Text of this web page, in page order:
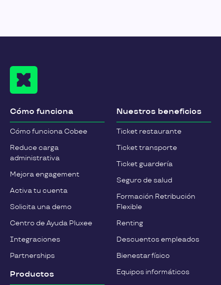
Cómo funciona
Cómo funciona Cobee
Reduce carga
administrativa
Mejora engagement
Activa tu cuenta
Solicita una demo
Centro de Ayuda Pluxee
Integraciones
Partnerships
Productos
Nuestros beneficios
Ticket restaurante
Ticket transporte
Ticket guardería
Seguro de salud
Formación Retribución
Flexible
Renting
Descuentos empleados
Bienestar físico
Equipos informáticos